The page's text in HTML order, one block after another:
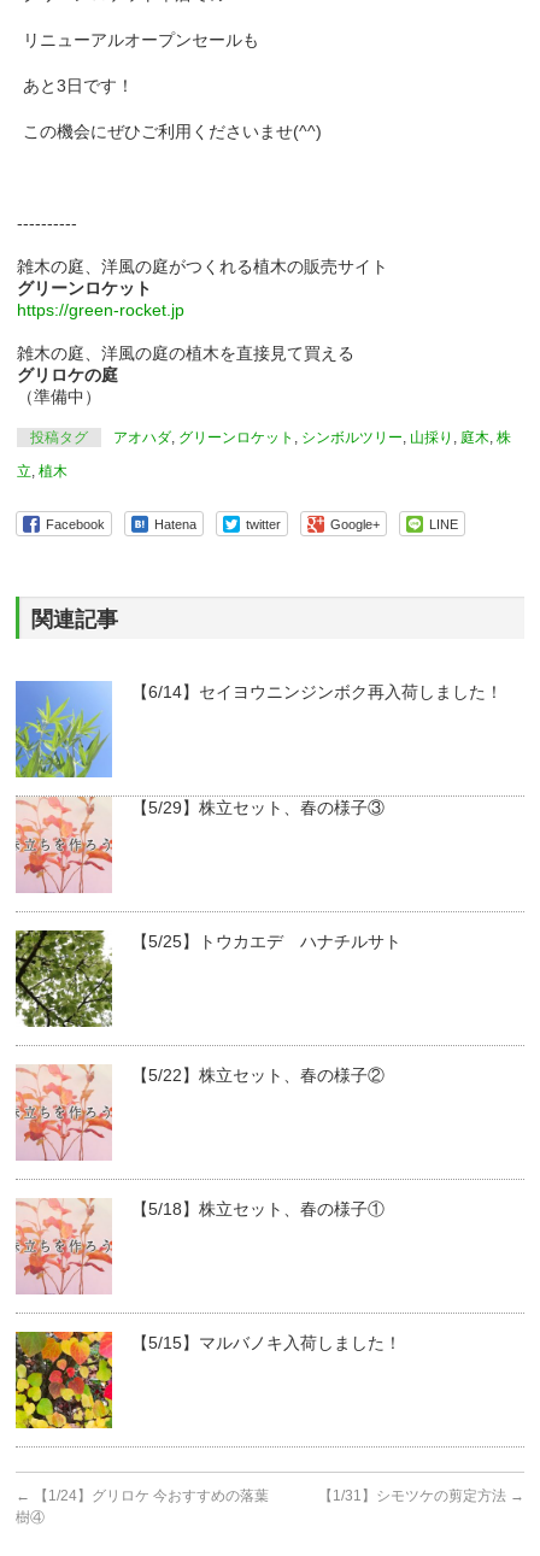
リニューアルオープンセールも
あと3日です！
この機会にぜひご利用くださいませ(^^)
----------
雑木の庭、洋風の庭がつくれる植木の販売サイト
グリーンロケット
https://green-rocket.jp
雑木の庭、洋風の庭の植木を直接見て買える
グリロケの庭
（準備中）
投稿タグ アオハダ グリーンロケット シンボルツリー 山採り 庭木 ,株
立 ,植木
Facebook Hatena twitter Google+ LINE
関連記事
【6/14】セイヨウニンジンボク再入荷しました！
【5/29】株立セット、春の様子③
【5/25】トウカエデ ハナチルサト
【5/22】株立セット、春の様子②
【5/18】株立セット、春の様子①
【5/15】マルバノキ入荷しました！
←
【1/24】グリロケ 今おすすめの落葉
樹④
【1/31】シモツケの剪定方法 →